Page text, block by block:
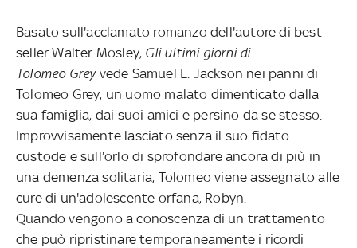
Basato sull'acclamato romanzo dell'autore di best-
seller Walter Mosley, Gli ultimi giorni di
Tolomeo Greyvede Samuel L. Jackson nei panni di
Tolomeo Grey, un uomo malato dimenticato dalla
sua famiglia, dai suoi amici e persino da se stesso.
Improvvisamente lasciato senza il suo fidato
custode e sull'orlo di sprofondare ancora di più in
una demenza solitaria, Tolomeo viene assegnato alle
cure di un'adolescente orfana, Robyn.
Quando vengono a conoscenza di un trattamento
che può ripristinare temporaneamente i ricordi